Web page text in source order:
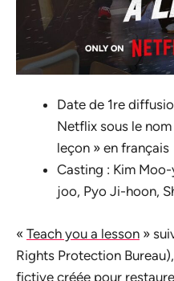
Date de 1re
Netflix sous le
leçon » en français
Casting : Kim
joo, Pyo Ji-hoon,
« Teach you a lesson »
Rights Protection
fictive créée pour